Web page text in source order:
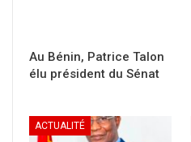
Au Bénin, Patrice Talon
élu président du Sénat
ACTUALITÉ